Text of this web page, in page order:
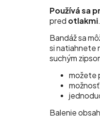
Používá sa
pred otlakmi.
Bandáž sa
si natiahnete
suchým
možete
Balenie